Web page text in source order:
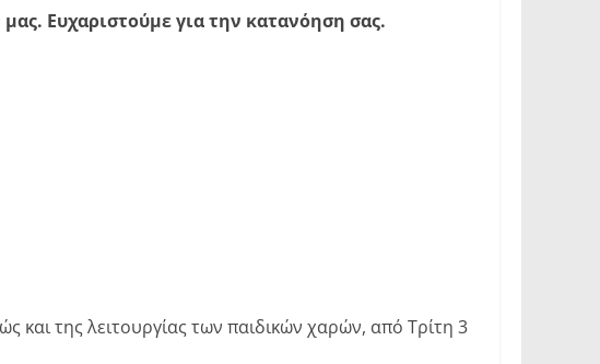
Ευχαριστούμε για την κατανόηση σας.
της λειτουργίας των παιδικών χαρών, από Τρίτη 3